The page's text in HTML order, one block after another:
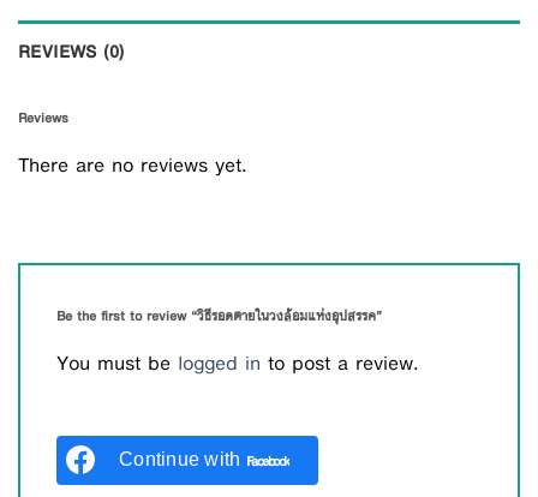
REVIEWS (0)
Reviews
There are no reviews yet.
Be the first to review “วิธีรอดตายในวงล้อมแห่งอุปสรรค”
You must be logged in to post a review.
Continue with Facebook